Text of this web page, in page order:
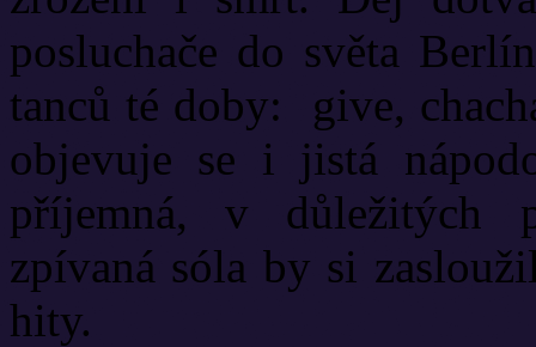
posluchače do světa
tanců té doby: give,
objevuje se i jistá
příjemná, v důležitých
zpívaná sóla by si
hity.